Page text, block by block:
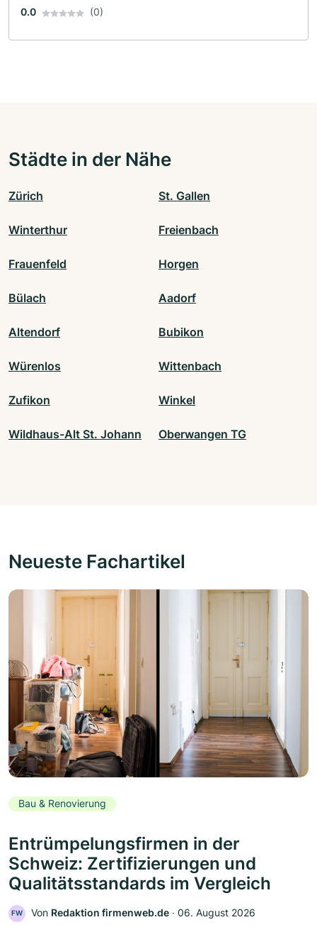
0.0 (0)
Städte in der Nähe
Zürich St. Gallen
Winterthur Freienbach
Frauenfeld Horgen
Bülach Aadorf
Altendorf Bubikon
Würenlos Wittenbach
Zufikon Winkel
Wildhaus-Alt St. Johann Oberwangen TG
Neueste Fachartikel
Bau & Renovierung
Entrümpelungsfirmen in der
Schweiz: Zertifizierungen und
Qualitätsstandards im Vergleich
FW Von Redaktion firmenweb.de ‧ 06. August 2026